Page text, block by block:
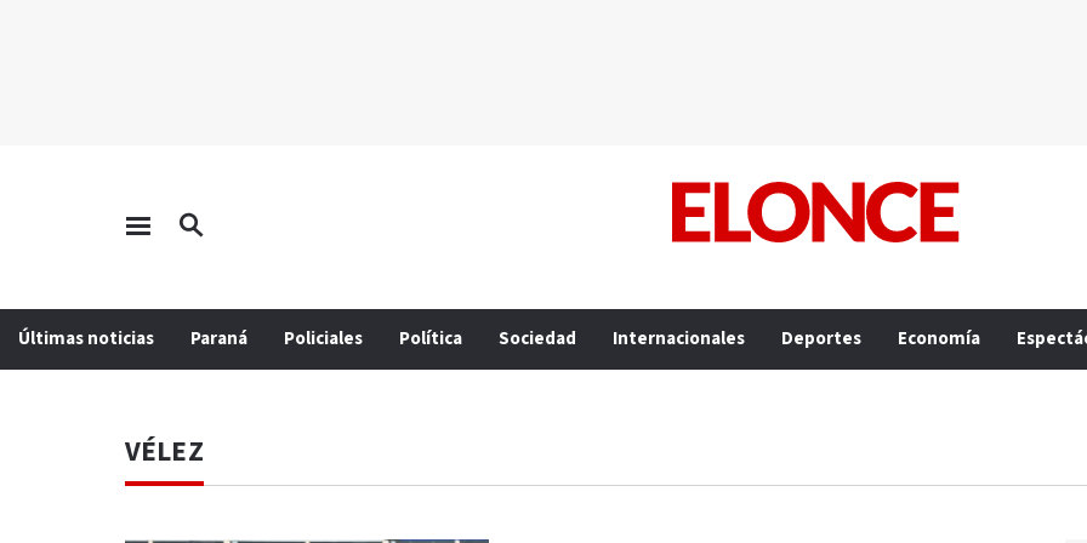
Últimas noticias Paraná Policiales Política Sociedad Internacionales Deportes Economía
VÉLEZ